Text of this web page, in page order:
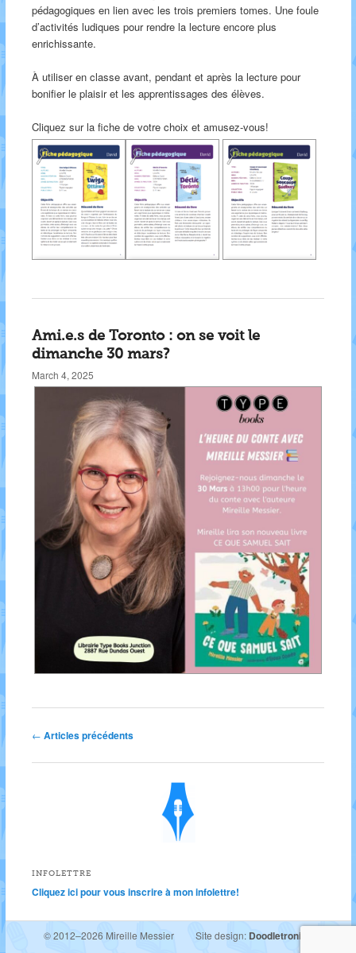
pédagogiques en lien avec les trois premiers tomes. Une foule
d’activités ludiques pour rendre la lecture encore plus
enrichissante.
À utiliser en classe avant, pendant et après la lecture pour
bonifier le plaisir et les apprentissages des élèves.
Cliquez sur la fiche de votre choix et amusez-vous!
Ami.e.s de Toronto : on se voit le
dimanche 30 mars?
March 4, 2025
Post navigation
← Articles précédents
INFOLETTRE
Cliquez ici pour vous inscrire à mon infolettre!
© 2012–2026 Mireille Messier Site design: Doodletronics